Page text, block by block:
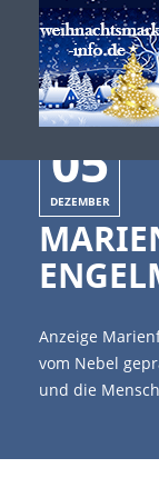
05
DEZEMBER
Anzeige
vom Nebel
und die